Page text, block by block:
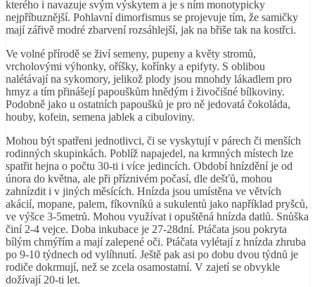
kterého i navazuje svým výskytem a je s ním monotypicky
nejpříbuznější. Pohlavní dimorfismus se projevuje tím, že samičky
mají zářivě modré zbarvení rozsáhlejší, jak na břiše tak na kostřci.
Ve volné přírodě se živí semeny, pupeny a květy stromů,
vrcholovými výhonky, oříšky, kořínky a epifyty. S oblibou
nalétávají na sykomory, jelikož plody jsou mnohdy lákadlem pro
hmyz a tím přinášejí papouškům hnědým i živočišné bílkoviny.
Podobně jako u ostatních papoušků je pro ně jedovatá čokoláda,
houby, kofein, semena jablek a cibuloviny.
Mohou být spatřeni jednotlivci, či se vyskytují v párech či menších
rodinných skupinkách. Poblíž napajedel, na krmných místech lze
spatřit hejna o počtu 30-ti i více jedincích. Období hnízdění je od
února do května, ale při příznivém počasí, dle dešťů, mohou
zahnízdit i v jiných měsících. Hnízda jsou umístěna ve větvích
akácií, mopane, palem, fíkovníků a sukulentů jako například pryšců,
ve výšce 3-5metrů. Mohou využívat i opuštěná hnízda datlů. Snůška
činí 2-4 vejce. Doba inkubace je 27-28dní. Ptáčata jsou pokryta
bílým chmýřím a mají zalepené oči. Ptáčata vylétají z hnízda zhruba
po 9-10 týdnech od vylíhnutí. Ještě pak asi po dobu dvou týdnů je
rodiče dokrmují, než se zcela osamostatní. V zajetí se obvykle
dožívají 20-ti let.